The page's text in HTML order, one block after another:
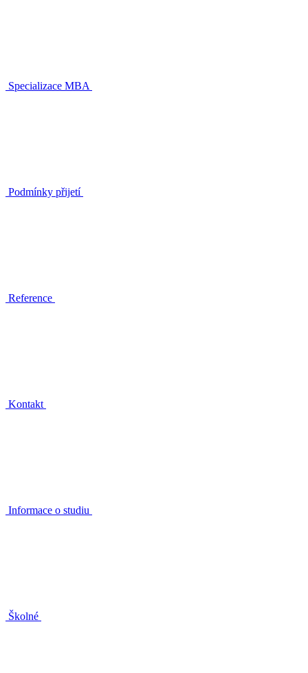
Specializace MBA
Podmínky přijetí
Reference
Kontakt
Informace o studiu
Školné